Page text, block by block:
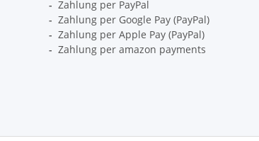
- Zahlung per PayPal
- Zahlung per Google Pay (PayPal)
- Zahlung per Apple Pay (PayPal)
- Zahlung per amazon payments